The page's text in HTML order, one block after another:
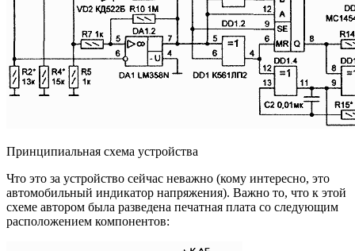
Принципиальная схема устройства
Что это за устройство сейчас неважно (кому интересно, это
автомобильный индикатор напряжения). Важно то, что к этой
схеме автором была разведена печатная плата со следующим
расположением компонентов: